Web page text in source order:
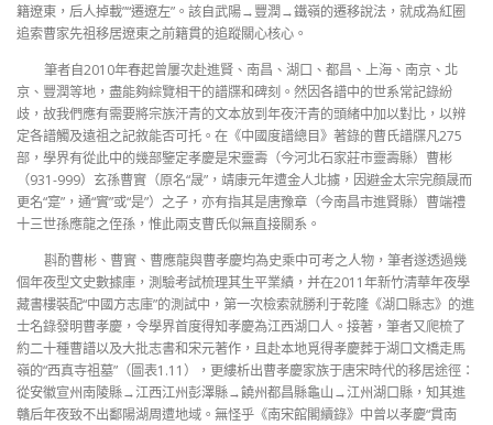
籍遼東，后人掉載”“遷遼左”。該自武陽→豐潤→鐵嶺的遷移說法，就成為紅圈
追索曹家先祖移居遼東之前籍貫的追蹤關心核心。
筆者自2010年春起曾屢次赴進賢、南昌、湖口、都昌、上海、南京、北
京、豐潤等地，盡能夠綜覽相干的譜牒和碑刻。然因各譜中的世系常記錄紛
歧，故我們應有需要將宗族汗青的文本放到年夜汗青的頭緒中加以對比，以辨
定各譜觸及遠祖之記敘能否可托。在《中國度譜總目》著錄的曹氏譜牒凡275
部，學界有從此中的幾部鑒定孝慶是宋靈壽（今河北石家莊市靈壽縣）曹彬
（931-999）玄孫曹實（原名“晟”，靖康元年遭金人北擄，因避金太宗完顏晟而
更名“寔”，通“實”或“是”）之子，亦有指其是唐豫章（今南昌市進賢縣）曹端禮
十三世孫應龍之侄孫，惟此兩支曹氏似無直接關系。
斟酌曹彬、曹實、曹應龍與曹孝慶均為史乘中可考之人物，筆者遂透過幾
個年夜型文史數據庫，測驗考試梳理其生平業績，并在2011年新竹清華年夜學
藏書樓裝配“中國方志庫”的測試中，第一次檢索就勝利于乾隆《湖口縣志》的進
士名錄發明曹孝慶，令學界首度得知孝慶為江西湖口人。接著，筆者又爬梳了
約二十種曹譜以及大批志書和宋元著作，且赴本地覓得孝慶葬于湖口文橋走馬
嶺的“西真寺祖墓”（圖表1.11），更縷析出曹孝慶家族于唐宋時代的移居途徑：
從安徽宣州南陵縣→江西江州彭澤縣→饒州都昌縣龜山→江州湖口縣，知其進
贛后年夜致不出鄱陽湖周遭地域。無怪乎《南宋館閣續錄》中曾以孝慶“貫南